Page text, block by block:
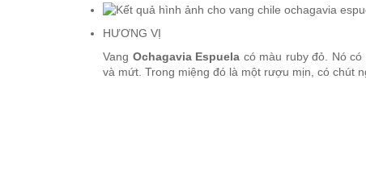
RƯỢU VANG NAM PHI
Rượu Vang BỒ ĐÀO NHA
HƯƠNG VỊ
Vang Ochagavia Espuela có màu ruby đỏ. Nó
và mứt. Trong miệng đó là một rượu mịn, có chút